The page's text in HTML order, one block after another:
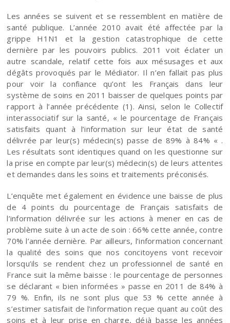
Les années se suivent et se ressemblent en matière de
santé publique. L’année 2010 avait été affectée par la
grippe H1N1 et la gestion catastrophique de cette
dernière par les pouvoirs publics. 2011 voit éclater un
autre scandale, relatif cette fois aux mésusages et aux
dégâts provoqués par le Médiator. Il n’en fallait pas plus
pour voir la confiance qu’ont les Français dans leur
système de soins en 2011 baisser de quelques points par
rapport à l’année précédente (1). Ainsi, selon le Collectif
interassociatif sur la santé, « le pourcentage de Français
satisfaits quant à l’information sur leur état de santé
délivrée par leur(s) médecin(s) passe de 89% à 84% « .
Les résultats sont identiques quand on les questionne sur
la prise en compte par leur(s) médecin(s) de leurs attentes
et demandes dans les soins et traitements préconisés.
L’enquête met également en évidence une baisse de plus
de 4 points du pourcentage de Français satisfaits de
l’information délivrée sur les actions à mener en cas de
problème suite à un acte de soin : 66% cette année, contre
70% l’année dernière. Par ailleurs, l’information concernant
la qualité des soins que nos concitoyens vont recevoir
lorsqu’ils se rendent chez un professionnel de santé en
France suit la même baisse : le pourcentage de personnes
se déclarant « bien informées » passe en 2011 de 84% à
79 %. Enfin, ils ne sont plus que 53 % cette année à
s’estimer satisfait de l’information reçue quant au coût des
soins et à leur prise en charge, déjà basse les années